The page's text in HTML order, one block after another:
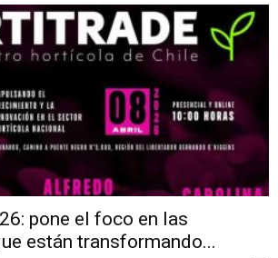
pone el foco en las
están transformando...